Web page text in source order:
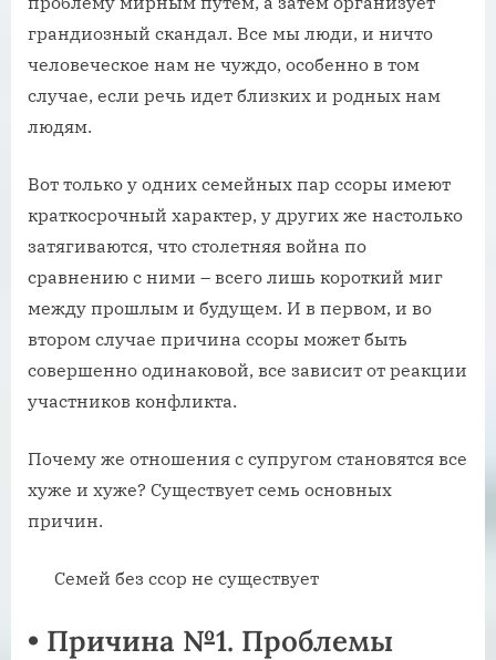
грандиозный скандал. Все мы люди, и ничто
человеческое нам не чуждо, особенно в том
случае, если речь идет близких и родных нам
людям.
Вот только у одних семейных пар ссоры имеют
краткосрочный характер, у других же настолько
затягиваются, что столетняя война по
сравнению с ними – всего лишь короткий миг
между прошлым и будущем. И в первом, и во
втором случае причина ссоры может быть
совершенно одинаковой, все зависит от реакции
участников конфликта.
Почему же отношения с супругом становятся все
хуже и хуже? Существует семь основных
причин.
Семей без ссор не существует
• Причина №1. Проблемы